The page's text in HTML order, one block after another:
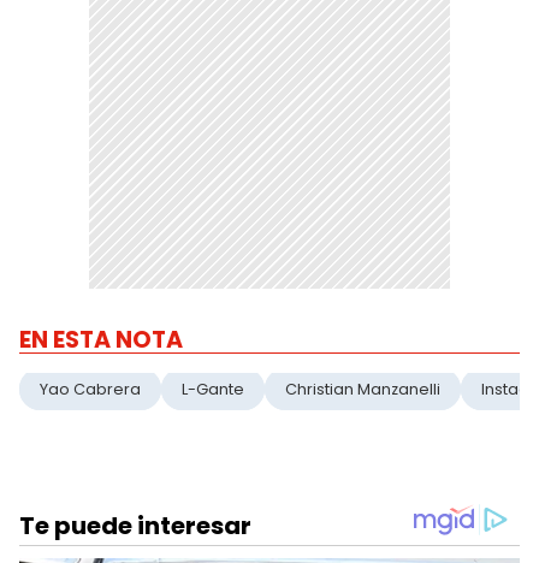
EN ESTA NOTA
Yao Cabrera L-Gante Christian Manzanelli